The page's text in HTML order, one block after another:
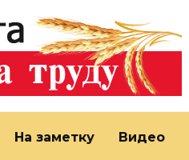
На заметку Видео